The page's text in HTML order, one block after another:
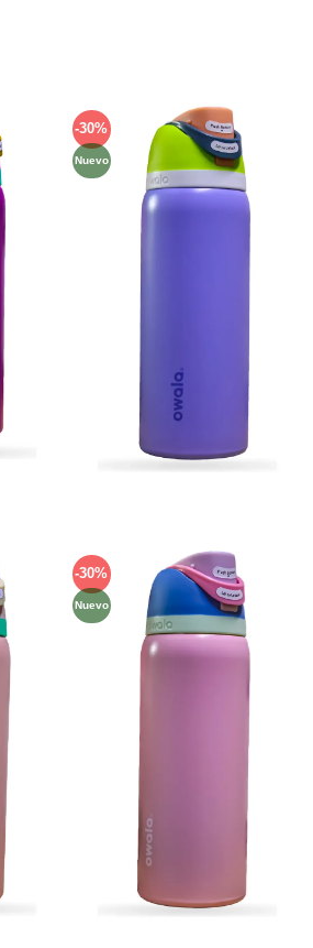
deseos
-30%
Nuevo
lista de
deseos
lista de
deseos
-30%
Nuevo
lista de
deseos